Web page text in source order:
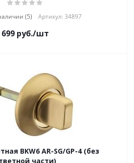
(5) Артикул: 34897
699руб./шт
BKW6 AR-SG/GP-4 (без
части)